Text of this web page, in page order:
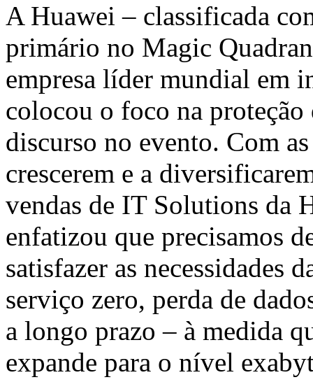
A Huawei – classificada
primário no Magic
empresa líder mundial em
colocou o foco na
discurso no evento. Com
crescerem e a
vendas de IT Solutions da
enfatizou que precisamos
satisfazer as necessidades
serviço zero, perda de
a longo prazo – à medida
expande para o nível